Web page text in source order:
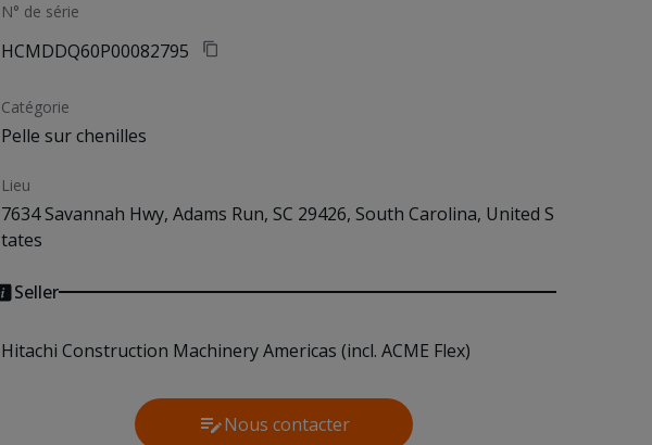
N° de série
HCMDDQ60P00082795
Catégorie
Pelle sur chenilles
Lieu
7634 Savannah Hwy, Adams Run, SC 29426, South Carolina, United S
tates
Seller
Hitachi Construction Machinery Americas (incl. ACME Flex)
Nous contacter